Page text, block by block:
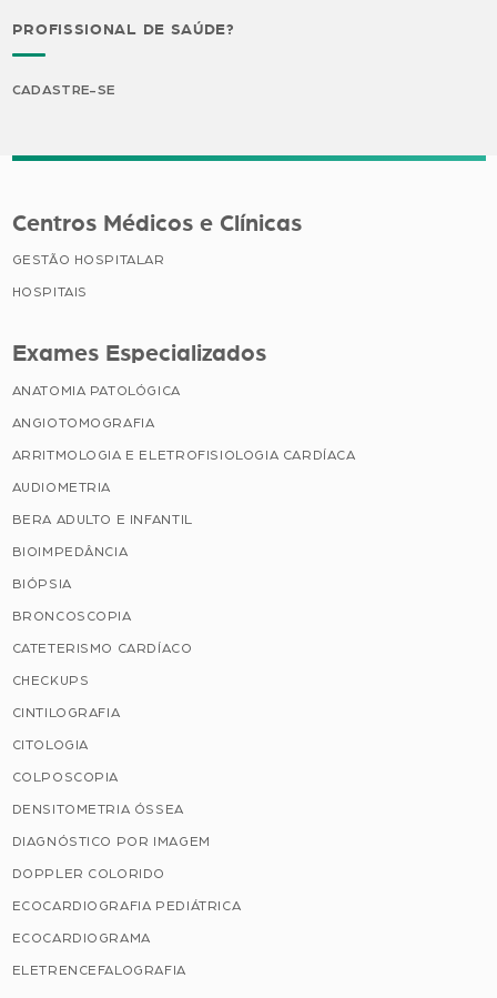
PROFISSIONAL DE SAÚDE?
CADASTRE-SE
Centros Médicos e Clínicas
GESTÃO HOSPITALAR
HOSPITAIS
Exames Especializados
ANATOMIA PATOLÓGICA
ANGIOTOMOGRAFIA
ARRITMOLOGIA E ELETROFISIOLOGIA CARDÍACA
AUDIOMETRIA
BERA ADULTO E INFANTIL
BIOIMPEDÂNCIA
BIÓPSIA
BRONCOSCOPIA
CATETERISMO CARDÍACO
CHECKUPS
CINTILOGRAFIA
CITOLOGIA
COLPOSCOPIA
DENSITOMETRIA ÓSSEA
DIAGNÓSTICO POR IMAGEM
DOPPLER COLORIDO
ECOCARDIOGRAFIA PEDIÁTRICA
ECOCARDIOGRAMA
ELETRENCEFALOGRAFIA